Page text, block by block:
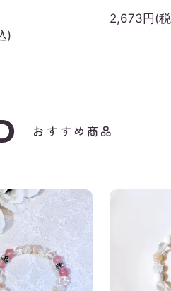
)
2,673円(
おすすめ商品